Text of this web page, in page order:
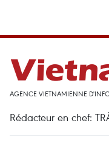
AGENCE VIETNAMIENNE
Rédacteur en chef: